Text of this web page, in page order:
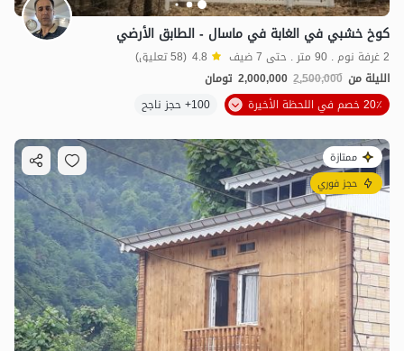
كوخ خشبي في الغابة في ماسال - الطابق الأرضي
2 غرفة نوم . 90 متر . حتى 7 ضيف 4.8 (58 تعليق)
الليلة من 2,500,000
2,000,000 تومان
20٪ خصم في اللحظة الأخيرة
100+ حجز ناجح
ممتازة
حجز فوري